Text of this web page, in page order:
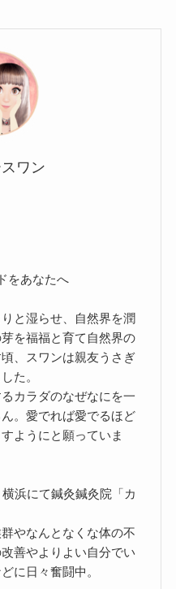
ワン
をあなたへ
と湿らせ、自然界を潤
を福福と育て自然界の
、スワンは親友うさぎ
た。
カラダのなぜなにを一
。愛でれば愛でるほど
ようにと願っていま
浜にて鍼灸鍼灸院「カ
やなんとなくな体の不
善やよりよい自分でい
に日々奮闘中。